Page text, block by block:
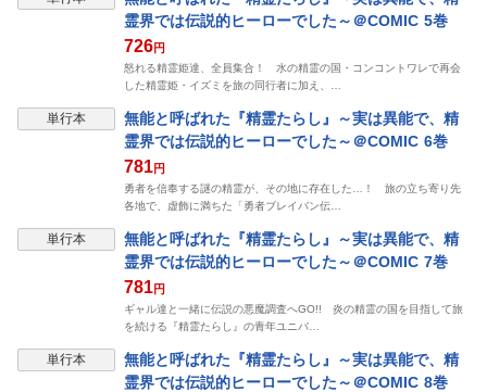
霊界では伝説的ヒーローでした～＠COMIC 5巻
726円
怒れる精霊姫達、全員集合！ 水の精霊の国・コンコントワレで再会
した精霊姫・イズミを旅の同行者に加え、…
単行本
無能と呼ばれた『精霊たらし』～実は異能で、精
霊界では伝説的ヒーローでした～＠COMIC 6巻
781円
勇者を信奉する謎の精霊が、その地に存在した…！ 旅の立ち寄り先
各地で、虚飾に満ちた「勇者ブレイバン伝…
単行本
無能と呼ばれた『精霊たらし』～実は異能で、精
霊界では伝説的ヒーローでした～＠COMIC 7巻
781円
ギャル達と一緒に伝説の悪魔調査へGO!! 炎の精霊の国を目指して旅
を続ける『精霊たらし』の青年ユニバ…
単行本
無能と呼ばれた『精霊たらし』～実は異能で、精
霊界では伝説的ヒーローでした～＠COMIC 8巻